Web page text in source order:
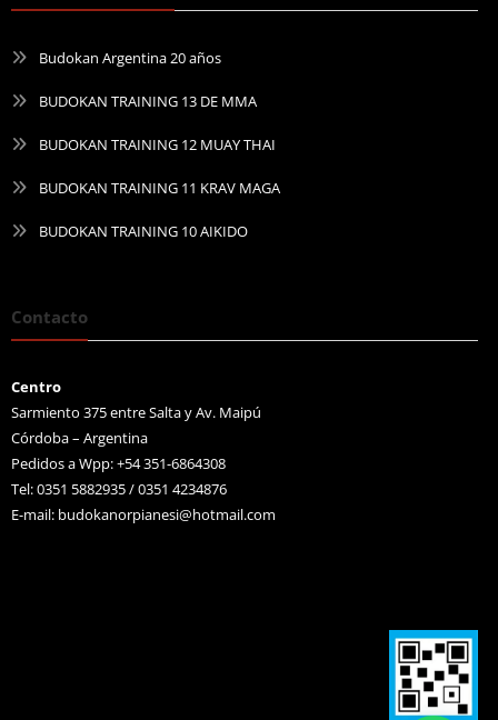
Budokan Argentina 20 años
BUDOKAN TRAINING 13 DE MMA
BUDOKAN TRAINING 12 MUAY THAI
BUDOKAN TRAINING 11 KRAV MAGA
BUDOKAN TRAINING 10 AIKIDO
Contacto
Centro
Sarmiento 375 entre Salta y Av. Maipú
Córdoba – Argentina
Pedidos a Wpp: +54 351-6864308
Tel: 0351 5882935 / 0351 4234876
E-mail: budokanorpianesi@hotmail.com